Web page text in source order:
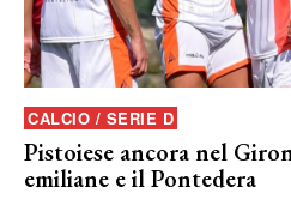
CALCIO / SERIE D
Pistoiese ancora nel
emiliane e il Pontedera